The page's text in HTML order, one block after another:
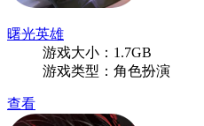
曙光英雄
游戏大小：1.7GB
游戏类型：角色扮演
查看